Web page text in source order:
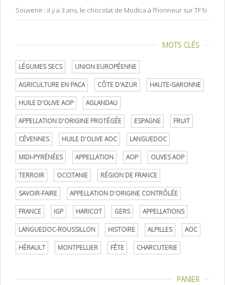
Souvenir : il y a 3 ans, le chocolat de Modica à l’honneur sur TF1
MOTS CLÉS
LÉGUMES SECS UNION EUROPÉENNE
AGRICULTURE EN PACA CÔTE D'AZUR HAUTE-GARONNE
HUILE D'OLIVE AOP AGLANDAU
APPELLATION D'ORIGINE PROTÉGÉE ESPAGNE FRUIT
CÉVENNES HUILE D'OLIVE AOC LANGUEDOC
MIDI-PYRÉNÉES APPELLATION AOP OLIVES AOP
TERROIR OCCITANIE RÉGION DE FRANCE
SAVOIR-FAIRE APPELLATION D'ORIGINE CONTRÔLÉE
FRANCE IGP HARICOT GERS APPELLATIONS
LANGUEDOC-ROUSSILLON HISTOIRE ALPILLES AOC
HÉRAULT MONTPELLIER FÊTE CHARCUTERIE
PANIER